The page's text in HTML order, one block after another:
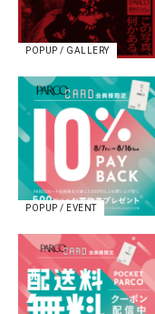
POPUP / GALLERY
POPUP / EVENT